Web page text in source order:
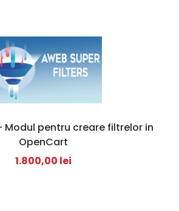
Modul pentru creare filtrelor in
OpenCart
1.800,00 lei